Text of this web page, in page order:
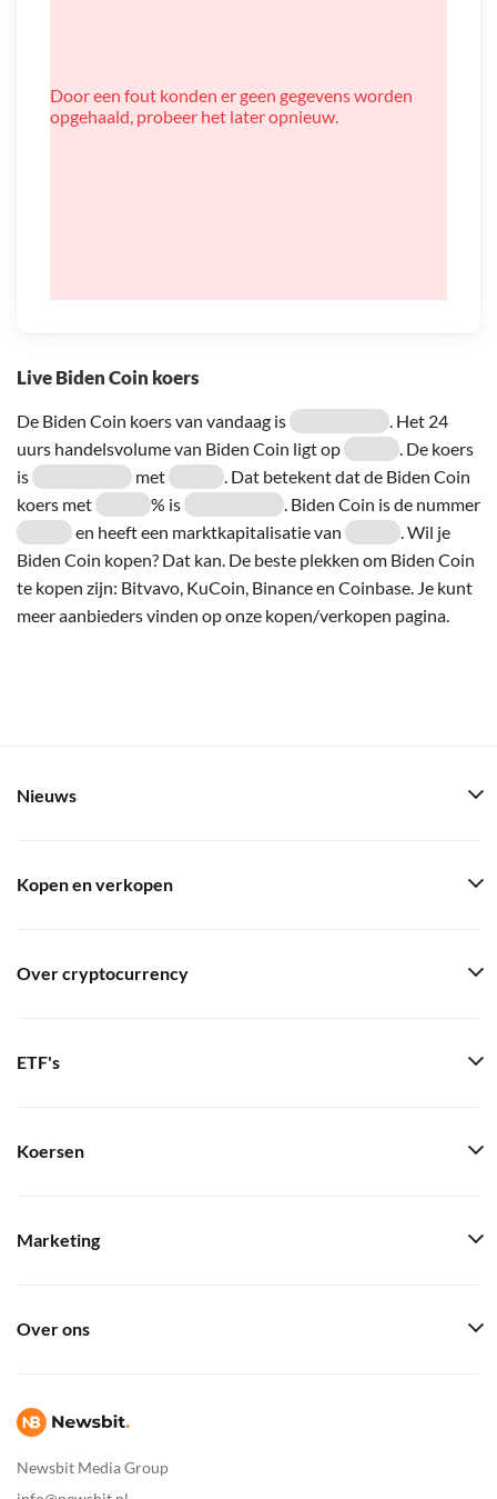
Live Biden Coin koers
De Biden Coin koers van vandaag is
. Het 24
uurs handelsvolume van Biden Coin ligt op
. De koers
is
met
. Dat betekent dat de Biden Coin
koers met
% is
. Biden Coin is de nummer
en heeft een marktkapitalisatie van
. Wil je
Biden Coin kopen? Dat kan. De beste plekken om Biden Coin
te kopen zijn: Bitvavo, KuCoin, Binance en Coinbase. Je kunt
meer aanbieders vinden op onze kopen/verkopen pagina.
Door een fout konden er geen gegevens worden
opgehaald, probeer het later opnieuw.
Newsbit Media Group
Nieuws
Kopen en verkopen
Over cryptocurrency
ETF's
Koersen
Marketing
Over ons